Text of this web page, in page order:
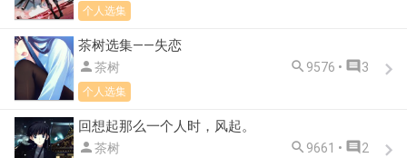
个人选集
茶树选集——失恋
茶树  9576 •  3
个人选集
回想起那么一个人时，风起。
茶树  9661 •  2